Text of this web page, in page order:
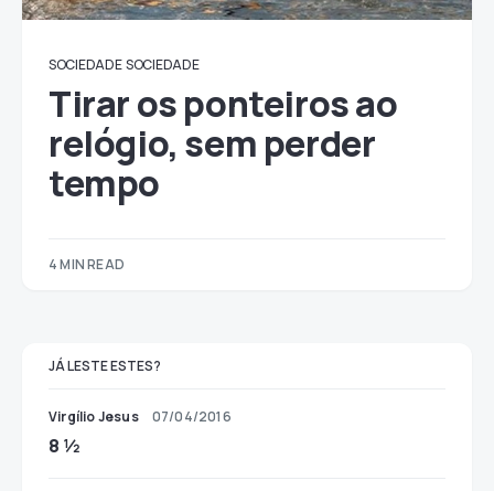
SOCIEDADE SOCIEDADE
Tirar os ponteiros ao
relógio, sem perder
tempo
4 MIN READ
JÁ LESTE ESTES?
Virgílio Jesus 07/04/2016
8 1⁄2